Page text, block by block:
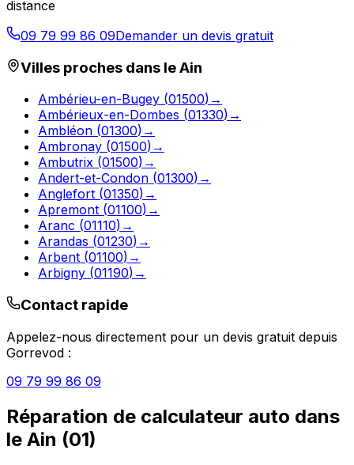
distance
09 79 99 86 09Demander un devis gratuit
Villes proches dans leAin
Ambérieu-en-Bugey (01500) →
Ambérieux-en-Dombes (01330) →
Ambléon (01300) →
Ambronay (01500) →
Ambutrix (01500) →
Andert-et-Condon (01300) →
Anglefort (01350) →
Apremont (01100) →
Aranc (01110) →
Arandas (01230) →
Arbent (01100) →
Arbigny (01190) →
Contact rapide
Appelez-nous directement pour un devis gratuit depuis
Gorrevod :
09 79 99 86 09
Réparation de calculateur auto dans
le Ain (01)